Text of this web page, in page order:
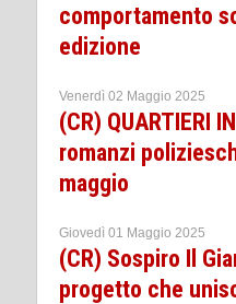
comportamento
edizione
Venerdì 02 Maggio 2025
(CR) QUARTIERI
romanzi
maggio
Giovedì 01 Maggio 2025
(CR) Sospiro Il
progetto che